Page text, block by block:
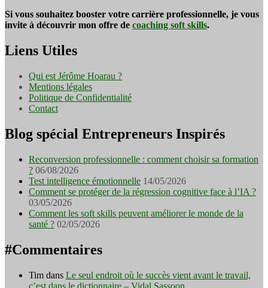
Si vous souhaitez booster votre carrière professionnelle, je vous
invite à découvrir mon offre de coaching soft skills.
Liens Utiles
Qui est Jérôme Hoarau ?
Mentions légales
Politique de Confidentialité
Contact
Blog spécial Entrepreneurs Inspirés
Reconversion professionnelle : comment choisir sa formation
? 06/08/2026
Test intelligence émotionnelle 14/05/2026
Comment se protéger de la régression cognitive face à l’IA ?
03/05/2026
Comment les soft skills peuvent améliorer le monde de la
santé ? 02/05/2026
#Commentaires
Tim dans Le seul endroit où le succès vient avant le travail,
c’est dans le dictionnaire – Vidal Sassoon